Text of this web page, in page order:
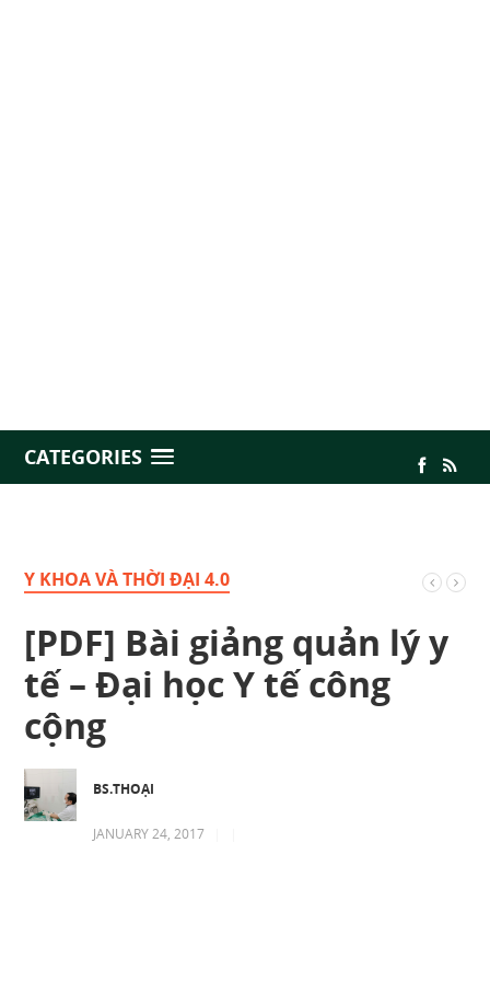
CATEGORIES
Y KHOA VÀ THỜI ĐẠI 4.0
[PDF] Bài giảng quản lý y
tế – Đại học Y tế công
cộng
BS.THOẠI
JANUARY 24, 2017